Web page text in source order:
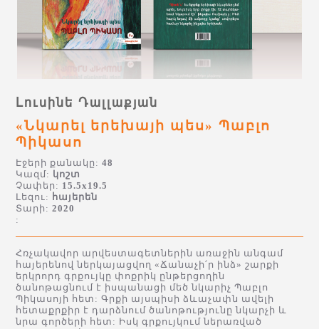
Լուսինե Դալլաքյան
«Նկարել երեխայի պես» Պաբլո
Պիկասո
Էջերի քանակը:48
Կազմ: կոշտ
Չափեր: 15.5x19.5
Լեզու: հայերեն
Տարի:2020
:
Հռչակավոր արվեստագետներին առաջին անգամ
հայերենով ներկայացվող «Ճանաչի՛ր ինձ» շարքի
երկրորդ գրքույկը փոքրիկ ընթերցողին
ծանոթացնում է իսպանացի մեծ նկարիչ Պաբլո
Պիկասոյի հետ: Գրքի այսպիսի ձևաչափն ավելի
հետաքրքիր է դարձնում ծանոթությունը նկարչի և
նրա գործերի հետ: Իսկ գրքույկում ներառված